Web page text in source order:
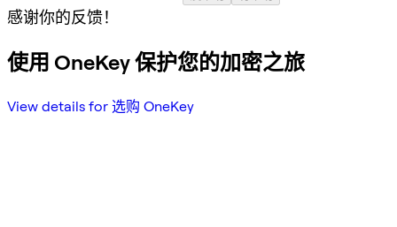
感谢你的反馈！
使用 OneKey 保护您的加密之旅
View details for 选购 OneKey